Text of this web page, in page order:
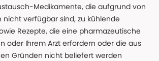
Medikamente, die aufgrund von
nicht verfügbar sind, zu kühlende
Rezepte, die eine pharmazeutische
oder Ihrem Arzt erfordern oder die aus
Gründen nicht beliefert werden